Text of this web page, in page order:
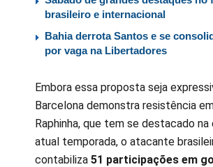
brasileiro e internacional
Bahia derrota Santos e se
por vaga na Libertadores
Embora essa proposta seja
Barcelona demonstra resistência
Raphinha, que tem se destacado na
atual temporada, o atacante
contabiliza 51 participações em